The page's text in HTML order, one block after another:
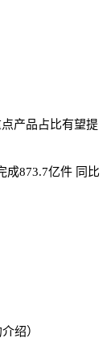
产品占比有望提
成873.7亿件 同比
绍）